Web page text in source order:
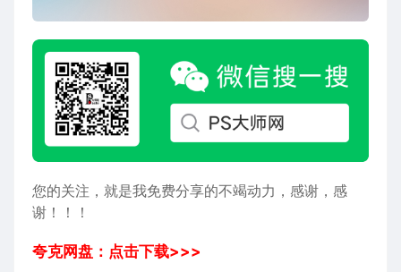
您的关注，就是我免费分享的不竭动力，感谢，感
谢！！！
夸克网盘：点击下载>>>